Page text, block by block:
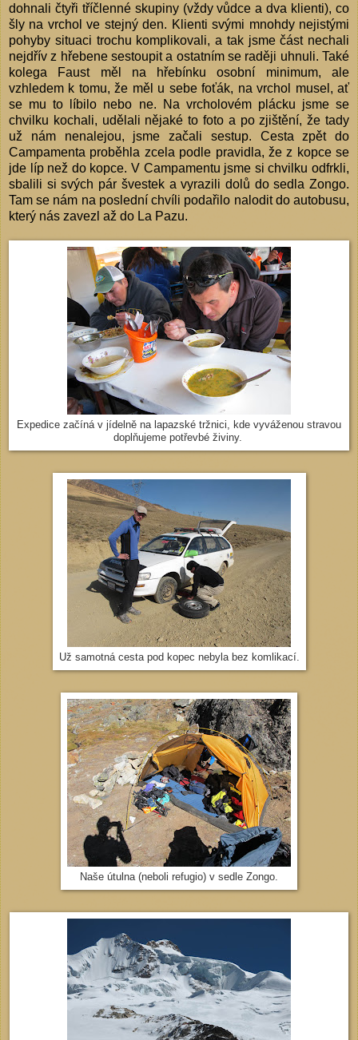
dohnali čtyři tříčlenné skupiny (vždy vůdce a dva klienti), co
šly na vrchol ve stejný den. Klienti svými mnohdy nejistými
pohyby situaci trochu komplikovali, a tak jsme část nechali
nejdřív z hřebene sestoupit a ostatním se raději uhnuli. Také
kolega Faust měl na hřebínku osobní minimum, ale
vzhledem k tomu, že měl u sebe foťák, na vrchol musel, ať
se mu to líbilo nebo ne. Na vrcholovém plácku jsme se
chvilku kochali, udělali nějaké to foto a po zjištění, že tady
už nám nenalejou, jsme začali sestup. Cesta zpět do
Campamenta proběhla zcela podle pravidla, že z kopce se
jde líp než do kopce. V Campamentu jsme si chvilku odfrkli,
sbalili si svých pár švestek a vyrazili dolů do sedla Zongo.
Tam se nám na poslední chvíli podařilo nalodit do autobusu,
který nás zavezl až do La Pazu.
Expedice začíná v jídelně na lapazské tržnici, kde vyváženou stravou
doplňujeme potřevbé živiny.
Už samotná cesta pod kopec nebyla bez komlikací.
Naše útulna (neboli refugio) v sedle Zongo.